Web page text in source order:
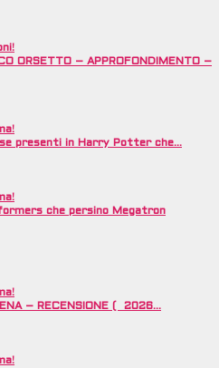
ORSETTO – APPROFONDIMENTO –
presenti in Harry Potter che…
che persino Megatron
– RECENSIONE ( 2026…